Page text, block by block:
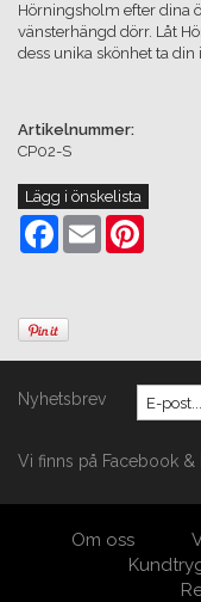
Hörningsholm efter dina
vänsterhängd dörr. Låt
dess unika skönhet ta
Artikelnummer:
CP02-S
Lägg i önskelista
Facebook
Email
Nyhetsbrev
Vi finns på Facebook &
Om oss